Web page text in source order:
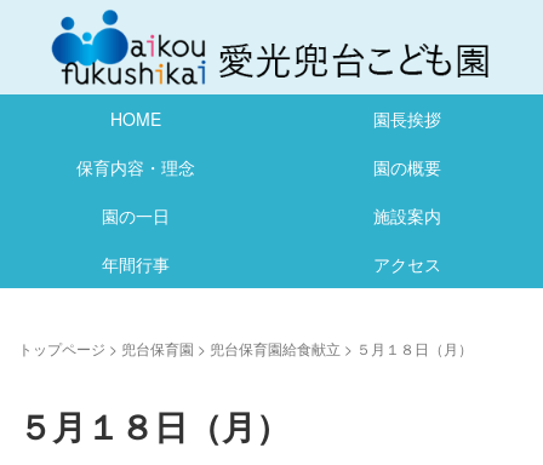
HOME
園長挨拶
保育内容・理念
園の概要
園の一日
施設案内
年間行事
アクセス
トップページ > 兜台保育園 > 兜台保育園給食献立 > ５月１８日（月）
５月１８日（月）